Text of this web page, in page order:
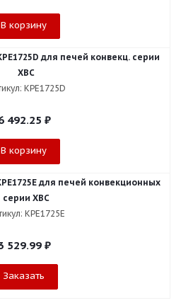
В корзину
для печей конвекц. серии
XBC
KPE1725D
492.25 ₽
В корзину
для печей конвекционных
серии XBC
KPE1725E
529.99₽
Заказать